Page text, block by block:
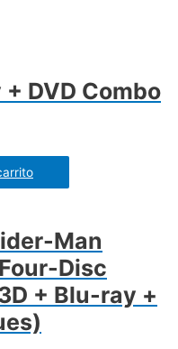
DVD Combo
Man
Disc
+ Blu-ray +